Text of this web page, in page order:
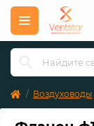
Воздуховоды